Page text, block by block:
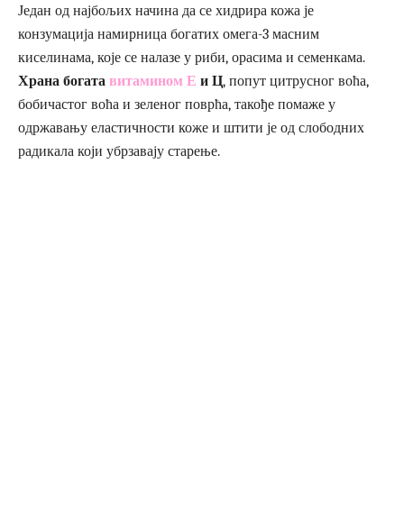
Један од најбољих начина да се хидрира кожа је
конзумација намирница богатих омега-3 масним
киселинама, које се налазе у риби, орасима и семенкама.
Храна богата витамином Е и Ц, попут цитрусног воћа,
бобичастог воћа и зеленог поврћа, такође помаже у
одржавању еластичности коже и штити је од слободних
радикала који убрзавају старење.